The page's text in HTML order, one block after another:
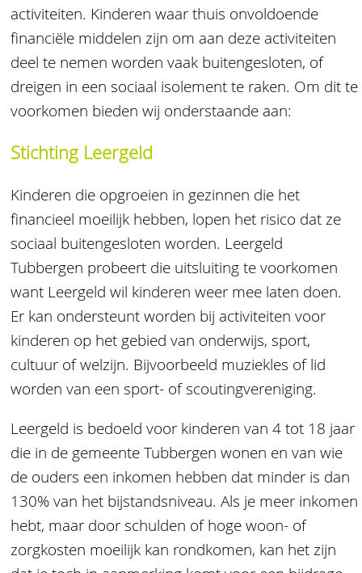
activiteiten. Kinderen waar thuis onvoldoende
financiële middelen zijn om aan deze activiteiten
deel te nemen worden vaak buitengesloten, of
dreigen in een sociaal isolement te raken. Om dit te
voorkomen bieden wij onderstaande aan:
Stichting Leergeld
Kinderen die opgroeien in gezinnen die het
financieel moeilijk hebben, lopen het risico dat ze
sociaal buitengesloten worden. Leergeld
Tubbergen probeert die uitsluiting te voorkomen
want Leergeld wil kinderen weer mee laten doen.
Er kan ondersteunt worden bij activiteiten voor
kinderen op het gebied van onderwijs, sport,
cultuur of welzijn. Bijvoorbeeld muziekles of lid
worden van een sport- of scoutingvereniging.
Leergeld is bedoeld voor kinderen van 4 tot 18 jaar
die in de gemeente Tubbergen wonen en van wie
de ouders een inkomen hebben dat minder is dan
130% van het bijstandsniveau. Als je meer inkomen
hebt, maar door schulden of hoge woon- of
zorgkosten moeilijk kan rondkomen, kan het zijn